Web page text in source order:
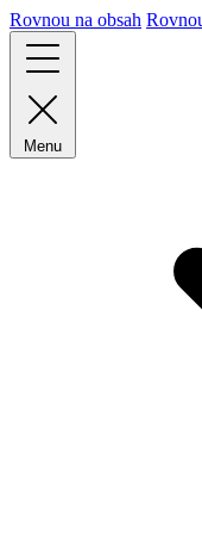
Rovnou na obsah
Menu